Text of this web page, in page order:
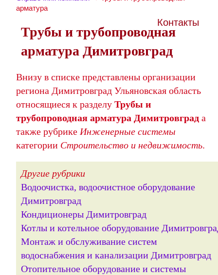
Контакты
арматура
Трубы и трубопроводная
арматура Димитровград
Внизу в списке представлены организации
региона Димитровград Ульяновская область
относящиеся к разделуТрубы и
трубопроводная арматура Димитровград а
также рубрике Инженерные системы
категории Строительство и недвижимость.
Другие рубрики
Водоочистка, водоочистное оборудование
Димитровград
Кондиционеры Димитровград
Котлы и котельное оборудование
Монтаж и обслуживание систем
водоснабжения и канализации Димитровград
Отопительное оборудование и системы